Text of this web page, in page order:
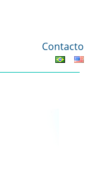
Contacto